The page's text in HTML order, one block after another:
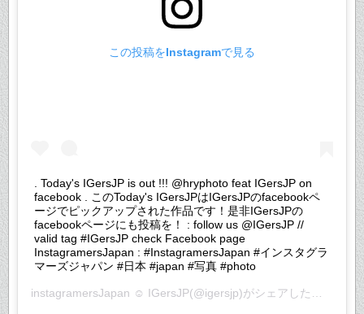
この投稿をInstagramで見る
. Today's IGersJP is out !!! @hryphoto feat IGersJP on
facebook . このToday's IGersJPはIGersJPのfacebookペ
ージでピックアップされた作品です！是非IGersJPの
facebookページにも投稿を！ : follow us @IGersJP //
valid tag #IGersJP check Facebook page
InstagramersJapan : #InstagramersJapan #インスタグラ
マーズジャパン #日本 #japan #写真 #photo
instagramersJapan ☺︎ IGersJP(@igersjp)がシェアした投稿 –